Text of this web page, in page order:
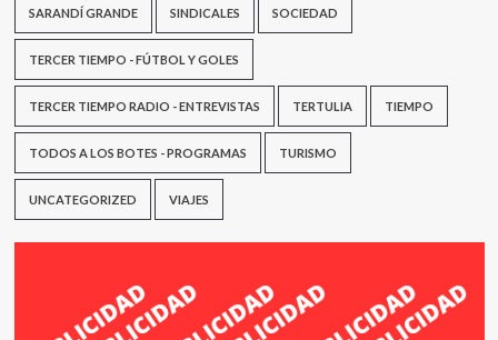
SARANDÍ GRANDE SINDICALES SOCIEDAD
TERCER TIEMPO - FÚTBOL Y GOLES
TERCER TIEMPO RADIO - ENTREVISTAS TERTULIA TIEMPO
TODOS A LOS BOTES - PROGRAMAS TURISMO
UNCATEGORIZED VIAJES